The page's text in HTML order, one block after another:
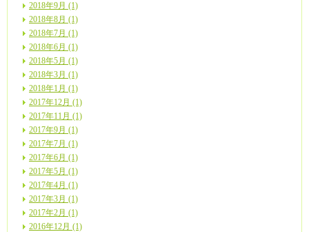
2018年9月 (1)
2018年8月 (1)
2018年7月 (1)
2018年6月 (1)
2018年5月 (1)
2018年3月 (1)
2018年1月 (1)
2017年12月 (1)
2017年11月 (1)
2017年9月 (1)
2017年7月 (1)
2017年6月 (1)
2017年5月 (1)
2017年4月 (1)
2017年3月 (1)
2017年2月 (1)
2016年12月 (1)